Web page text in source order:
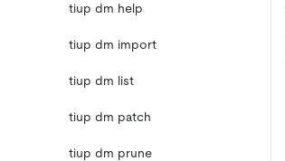
tiup dm help
tiup dm import
tiup dm list
tiup dm patch
tiup dm prune